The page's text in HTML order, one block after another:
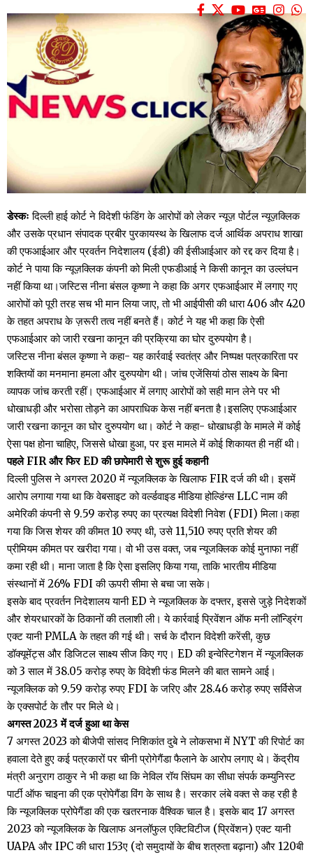
डेस्कः दिल्ली हाई कोर्ट ने विदेशी फंडिंग के आरोपों को लेकर न्यूज़ पोर्टल न्यूज़क्लिक
और उसके प्रधान संपादक प्रबीर पुरकायस्थ के खिलाफ दर्ज आर्थिक अपराध शाखा
की एफआईआर और प्रवर्तन निदेशालय (ईडी) की ईसीआईआर को रद्द कर दिया है।
कोर्ट ने पाया कि न्यूज़क्लिक कंपनी को मिली एफडीआई ने किसी कानून का उल्लंघन
नहीं किया था।जस्टिस नीना बंसल कृष्णा ने कहा कि अगर एफआईआर में लगाए गए
आरोपों को पूरी तरह सच भी मान लिया जाए, तो भी आईपीसी की धारा 406 और 420
के तहत अपराध के ज़रूरी तत्व नहीं बनते हैं। कोर्ट ने यह भी कहा कि ऐसी
एफआईआर को जारी रखना कानून की प्रक्रिया का घोर दुरुपयोग है।
जस्टिस नीना बंसल कृष्णा ने कहा- यह कार्रवाई स्वतंत्र और निष्पक्ष पत्रकारिता पर
शक्तियों का मनमाना हमला और दुरुपयोग थी। जांच एजेंसियां ठोस साक्ष्य के बिना
व्यापक जांच करती रहीं। एफआईआर में लगाए आरोपों को सही मान लेने पर भी
धोखाधड़ी और भरोसा तोड़ने का आपराधिक केस नहीं बनता है।इसलिए एफआईआर
जारी रखना कानून का घोर दुरुपयोग था। कोर्ट ने कहा- धोखाधड़ी के मामले में कोई
ऐसा पक्ष होना चाहिए, जिससे धोखा हुआ, पर इस मामले में कोई शिकायत ही नहीं थी।
पहले FIR और फिर ED की छापेमारी से शुरू हुई कहानी
दिल्ली पुलिस ने अगस्त 2020 में न्यूजक्लिक के खिलाफ FIR दर्ज की थी। इसमें
आरोप लगाया गया था कि वेबसाइट को वर्ल्डवाइड मीडिया होल्डिंग्स LLC नाम की
अमेरिकी कंपनी से 9.59 करोड़ रुपए का प्रत्यक्ष विदेशी निवेश (FDI) मिला।कहा
गया कि जिस शेयर की कीमत 10 रुपए थी, उसे 11,510 रुपए प्रति शेयर की
प्रीमियम कीमत पर खरीदा गया। वो भी उस वक्त, जब न्यूजक्लिक कोई मुनाफा नहीं
कमा रही थी। माना जाता है कि ऐसा इसलिए किया गया, ताकि भारतीय मीडिया
संस्थानों में 26% FDI की ऊपरी सीमा से बचा जा सके।
इसके बाद प्रवर्तन निदेशालय यानी ED ने न्यूजक्लिक के दफ्तर, इससे जुड़े निदेशकों
और शेयरधारकों के ठिकानों की तलाशी ली। ये कार्रवाई प्रिवेंशन ऑफ मनी लॉन्ड्रिंग
एक्ट यानी PMLA के तहत की गई थी। सर्च के दौरान विदेशी करेंसी, कुछ
डॉक्यूमेंट्स और डिजिटल साक्ष्य सीज किए गए। ED की इन्वेस्टिगेशन में न्यूजक्लिक
को 3 साल में 38.05 करोड़ रुपए के विदेशी फंड मिलने की बात सामने आई।
न्यूजक्लिक को 9.59 करोड़ रुपए FDI के जरिए और 28.46 करोड़ रुपए सर्विसेज
के एक्सपोर्ट के तौर पर मिले थे।
अगस्त 2023 में दर्ज हुआ था केस
7 अगस्त 2023 को बीजेपी सांसद निशिकांत दुबे ने लोकसभा में NYT की रिपोर्ट का
हवाला देते हुए कई पत्रकारों पर चीनी प्रोगेगैंडा फैलाने के आरोप लगाए थे। केंद्रीय
मंत्री अनुराग ठाकुर ने भी कहा था कि नेविल रॉय सिंघम का सीधा संपर्क कम्युनिस्ट
पार्टी ऑफ चाइना की एक प्रोपेगैंडा विंग के साथ है। सरकार लंबे वक्त से कह रही है
कि न्यूजक्लिक प्रोपेगैंडा की एक खतरनाक वैश्विक चाल है। इसके बाद 17 अगस्त
2023 को न्यूजक्लिक के खिलाफ अनलॉफुल एक्टिविटीज (प्रिवेंशन) एक्ट यानी
UAPA और IPC की धारा 153ए (दो समुदायों के बीच शत्रुता बढ़ाना) और 120बी